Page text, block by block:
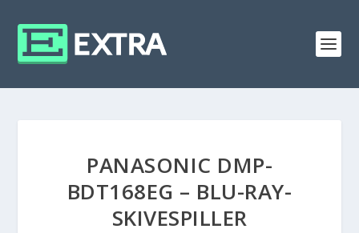
PANASONIC DMP-
BDT168EG – BLU-RAY-
SKIVESPILLER